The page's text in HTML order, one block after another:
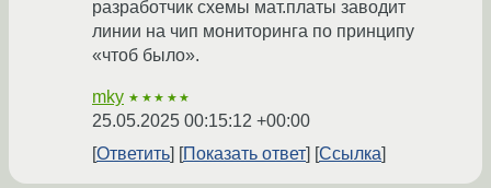
разработчик схемы мат.платы заводит
линии на чип мониторинга по принципу
«чтоб было».
mky ★★★★★
25.05.2025 00:15:12 +00:00
Ответить
Показать ответ Ссылка